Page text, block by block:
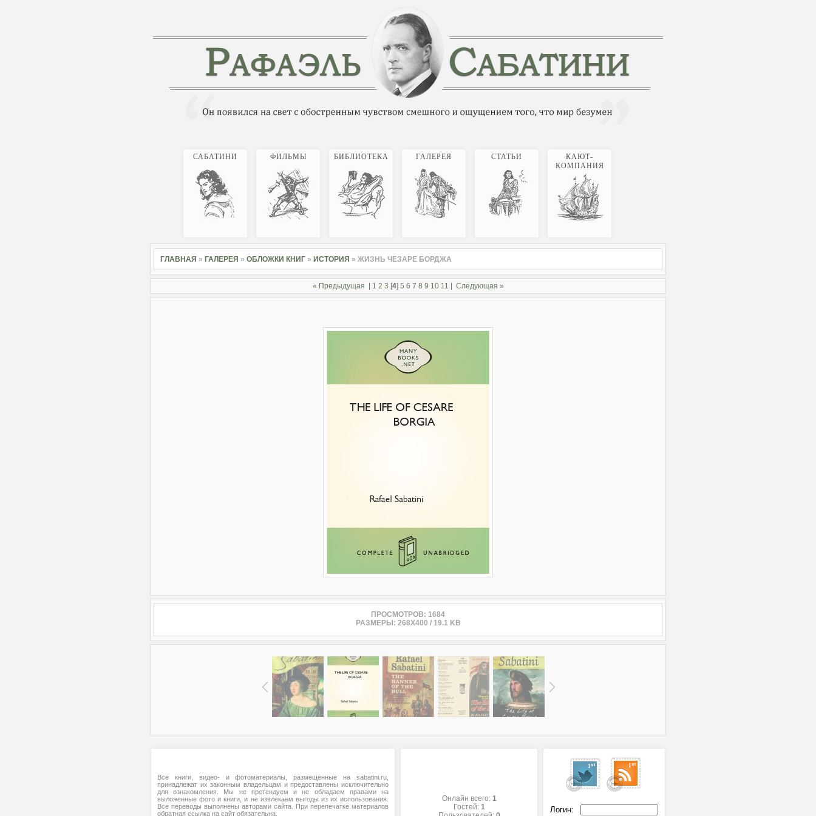
САБАТИНИ ФИЛЬМЫ БИБЛИОТЕКА ГАЛЕРЕЯ СТАТЬИ
КАЮТ-
КОМПАНИЯ
ГЛАВНАЯ » ГАЛЕРЕЯ » ОБЛОЖКИ КНИГ » ИСТОРИЯ » ЖИЗНЬ ЧЕЗАРЕ БОРДЖА
« Предыдущая 1 2 3 [4] 5 6 7 8 9 10 11 Следующая »
ПРОСМОТРОВ: 1684
РАЗМЕРЫ: 268X400 / 19.1 KB
Все книги, видео- и фотоматериалы, размещенные на sabatini.ru,
принадлежат их законным владельцам и предоставлены исключительно
для ознакомления. Мы не претендуем и не обладаем правами на
выложенные фото и книги, и не извлекаем выгоды из их использования.
Все переводы выполнены авторами сайта. При перепечатке материалов
обратная ссылка на сайт обязательна.
Онлайн всего: 1
Гостей: 1
Логин: